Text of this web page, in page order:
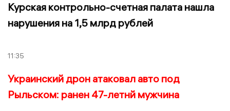
Курская контрольно-счетная палата нашла
нарушения на 1,5 млрд рублей
11:35
Украинский дрон атаковал авто под
Рыльском: ранен 47-летнй мужчина